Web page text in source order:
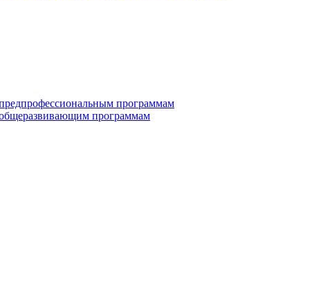
дополнительным предпрофессиональным программам
по дополнительным общеразвивающим программам